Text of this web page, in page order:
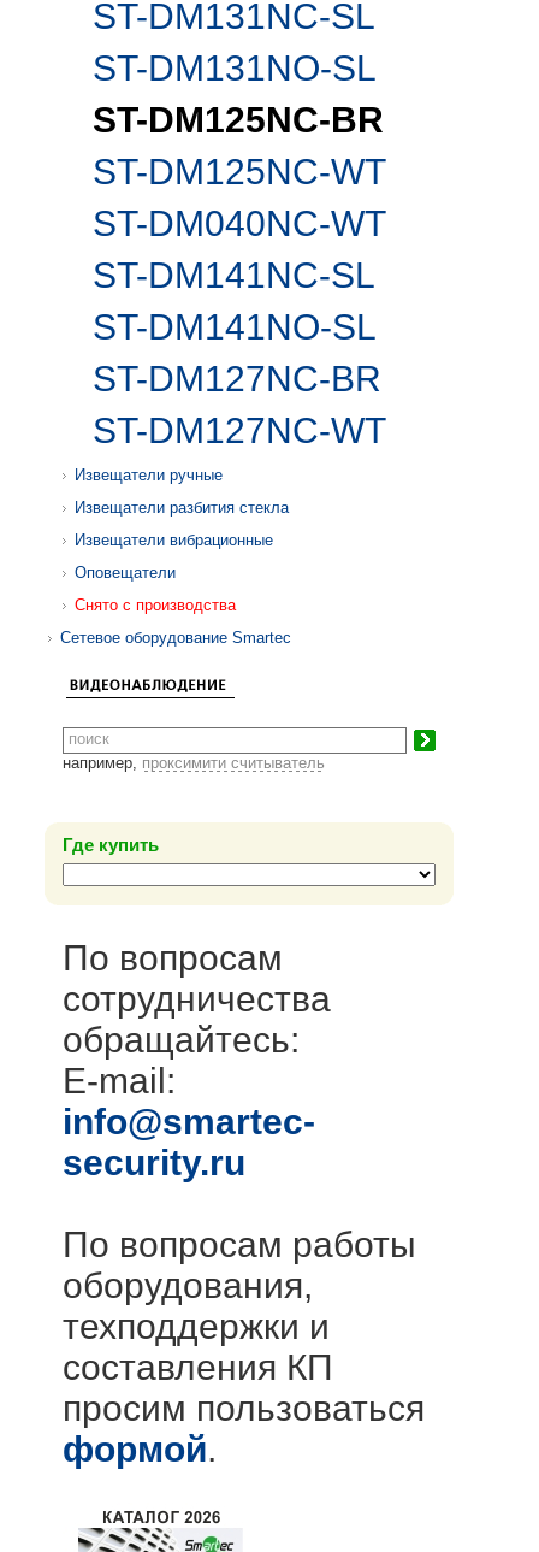
ST-DM131NC-SL
ST-DM131NO-SL
ST-DM125NC-BR
ST-DM125NC-WT
ST-DM040NC-WT
ST-DM141NC-SL
ST-DM141NO-SL
ST-DM127NC-BR
ST-DM127NC-WT
Извещатели ручные
Извещатели разбития стекла
Извещатели вибрационные
Оповещатели
Снято с производства
Сетевое оборудование Smartec
например, проксимити считыватель
Где купить
По вопросам
сотрудничества
обращайтесь:
E-mail:
info@smartec-
security.ru
По вопросам работы
оборудования,
техподдержки и
составления КП
просим пользоваться
формой.